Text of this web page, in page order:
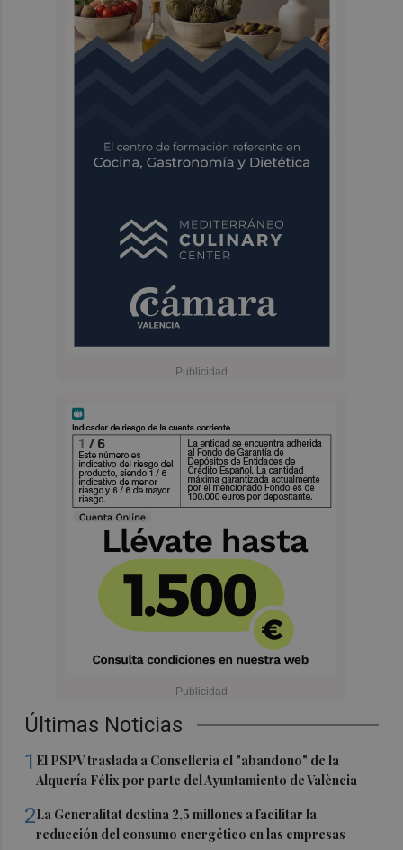
Últimas Noticias
1 El PSPV traslada a Conselleria el "abandono" de la
Alquería Félix por parte del Ayuntamiento de València
2La Generalitat destina 2,5 millones a facilitar la
reducción del consumo energético en las empresas